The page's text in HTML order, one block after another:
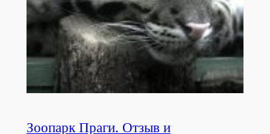
Зоопарк Праги. Отзыв и